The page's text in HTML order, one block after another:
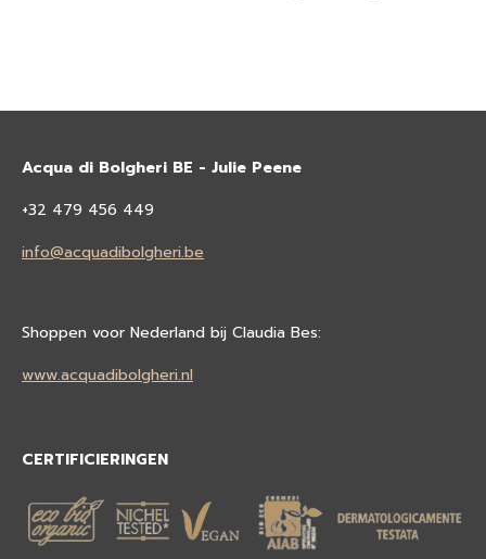
Acqua di Bolgheri BE - Julie Peene
+32 479 456 449
info@acquadibolgheri.be
Shoppen voor Nederland bij Claudia Bes:
www.acquadibolgheri.nl
CERTIFICIERINGEN